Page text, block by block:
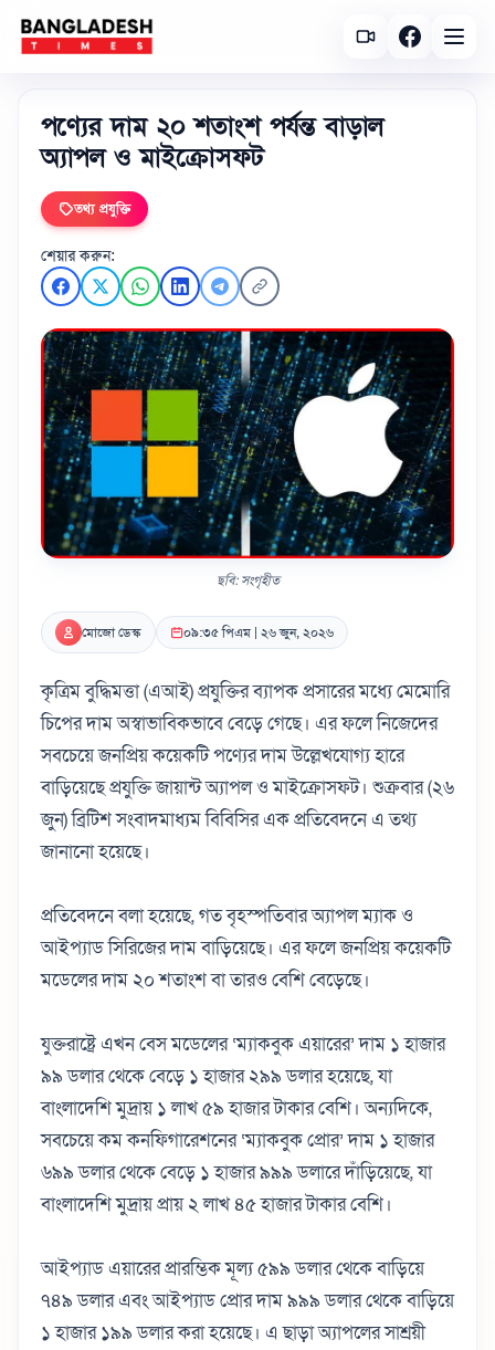
পণ্যের দাম ২০ শতাংশ পর্যন্ত বাড়াল
অ্যাপল ও মাইক্রোসফট
তথ্য প্রযুক্তি
শেয়ার করুন:
ছবি: সংগৃহীত
মোজো ডেস্ক ০৯:৩৫ পিএম | ২৬ জুন, ২০২৬
কৃত্রিম বুদ্ধিমত্তা (এআই) প্রযুক্তির ব্যাপক প্রসারের মধ্যে মেমোরি
চিপের দাম অস্বাভাবিকভাবে বেড়ে গেছে। এর ফলে নিজেদের
সবচেয়ে জনপ্রিয় কয়েকটি পণ্যের দাম উল্লেখযোগ্য হারে
বাড়িয়েছে প্রযুক্তি জায়ান্ট অ্যাপল ও মাইক্রোসফট। শুক্রবার (২৬
জুন) ব্রিটিশ সংবাদমাধ্যম বিবিসির এক প্রতিবেদনে এ তথ্য
জানানো হয়েছে।
প্রতিবেদনে বলা হয়েছে, গত বৃহস্পতিবার অ্যাপল ম্যাক ও
আইপ্যাড সিরিজের দাম বাড়িয়েছে। এর ফলে জনপ্রিয় কয়েকটি
মডেলের দাম ২০ শতাংশ বা তারও বেশি বেড়েছে।
যুক্তরাষ্ট্রে এখন বেস মডেলের ‘ম্যাকবুক এয়ারের’ দাম ১ হাজার
৯৯ ডলার থেকে বেড়ে ১ হাজার ২৯৯ ডলার হয়েছে, যা
বাংলাদেশি মুদ্রায় ১ লাখ ৫৯ হাজার টাকার বেশি। অন্যদিকে,
সবচেয়ে কম কনফিগারেশনের ‘ম্যাকবুক প্রোর’ দাম ১ হাজার
৬৯৯ ডলার থেকে বেড়ে ১ হাজার ৯৯৯ ডলারে দাঁড়িয়েছে, যা
বাংলাদেশি মুদ্রায় প্রায় ২ লাখ ৪৫ হাজার টাকার বেশি।
আইপ্যাড এয়ারের প্রারম্ভিক মূল্য ৫৯৯ ডলার থেকে বাড়িয়ে
৭৪৯ ডলার এবং আইপ্যাড প্রোর দাম ৯৯৯ ডলার থেকে বাড়িয়ে
১ হাজার ১৯৯ ডলার করা হয়েছে। এ ছাড়া অ্যাপলের সাশ্রয়ী